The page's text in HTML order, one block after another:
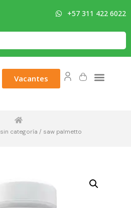
+57 311 422 6022
Vacantes
sin categoría / saw palmetto